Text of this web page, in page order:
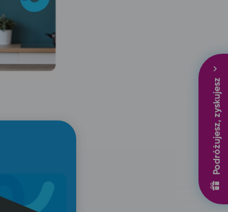
Podróżujesz, zyskujesz